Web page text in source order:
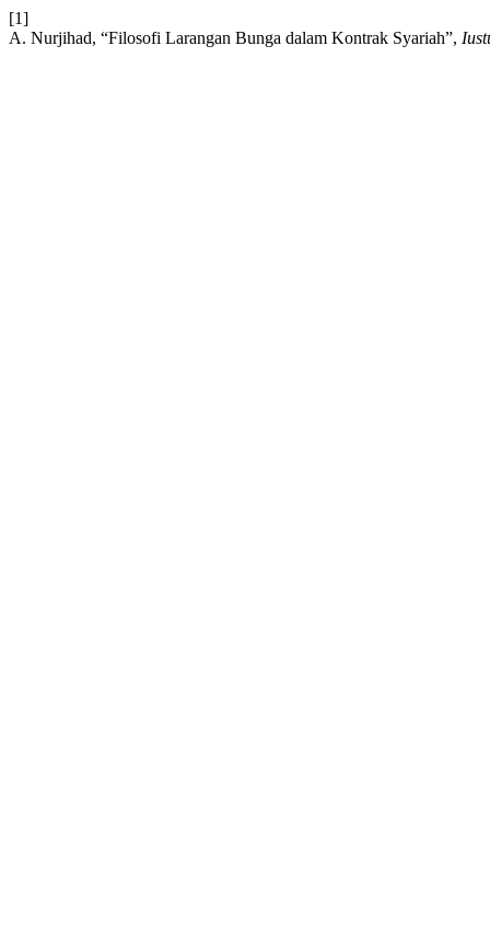
[1]
A. Nurjihad, “Filosofi Larangan Bunga dalam Kontrak Syariah”,